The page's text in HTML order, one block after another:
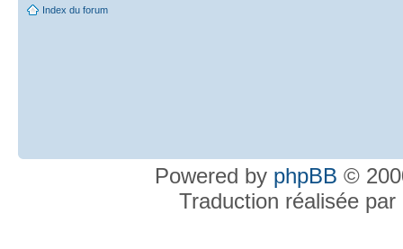
Index du forum
Powered by phpBB ©
Traduction réalisée par